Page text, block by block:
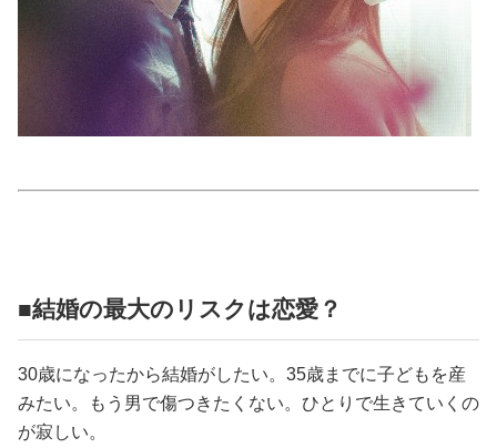
カルチャー/エンタメ
■結婚の最大のリスクは恋愛？
30歳になったから結婚がしたい。35歳までに子どもを産
みたい。もう男で傷つきたくない。ひとりで生きていくの
が寂しい。